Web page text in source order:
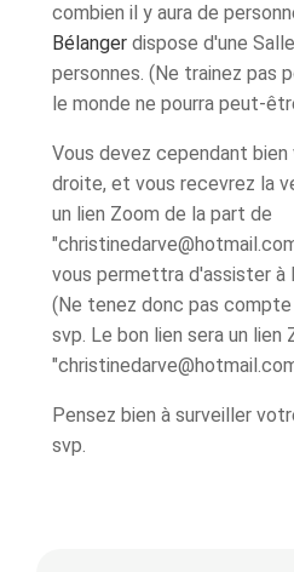
combien il y aura de
Bélanger dispose d'une
personnes. (Ne trainez pas
le monde ne pourra peut-
Vous devez cependant bien
droite, et vous recevrez la
un lien Zoom de la part de
vous permettra d'assister à
(Ne tenez donc pas
svp. Le bon lien sera un lien
Pensez bien à surveiller
svp.